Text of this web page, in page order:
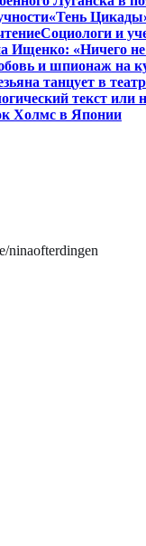
«Тень
Социологи и
Ищенко: «Ничего
и шпионаж на
танцует в
текст или
Холмс в Японии
ninaofterdingen